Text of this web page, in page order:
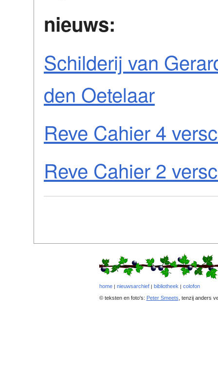
nieuws:
Schilderij van
den Oetelaar
Reve Cahier 4
Reve Cahier 2
home| nieuwsarchief| bibliotheek | colofon
© teksten en foto's: Peter Smeets , tenzij anders